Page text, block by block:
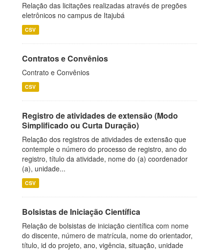
Relação das licitações realizadas através de pregões
eletrônicos no campus de Itajubá
CSV
Contratos e Convênios
Contrato e Convênios
CSV
Registro de atividades de extensão (Modo
Simplificado ou Curta Duração)
Relação dos registros de atividades de extensão que
contemple o número do processo de registro, ano do
registro, título da atividade, nome do (a) coordenador
(a), unidade...
CSV
Bolsistas de Iniciação Científica
Relação de bolsistas de iniciação científica com nome
do discente, número de matrícula, nome do orientador,
título, id do projeto, ano, vigência, situação, unidade